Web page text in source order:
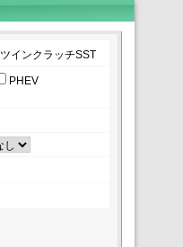
ツインクラッチSST
PHEV